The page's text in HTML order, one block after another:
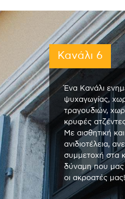
Κανάλι 6
Ένα Κανάλι
ψυχαγωγίας,
τραγουδιών,
κρυφές
Με αισθητική
ανιδιοτέλεια,
συμμετοχή στα
δύναμη που μας
οι ακροατές μας!